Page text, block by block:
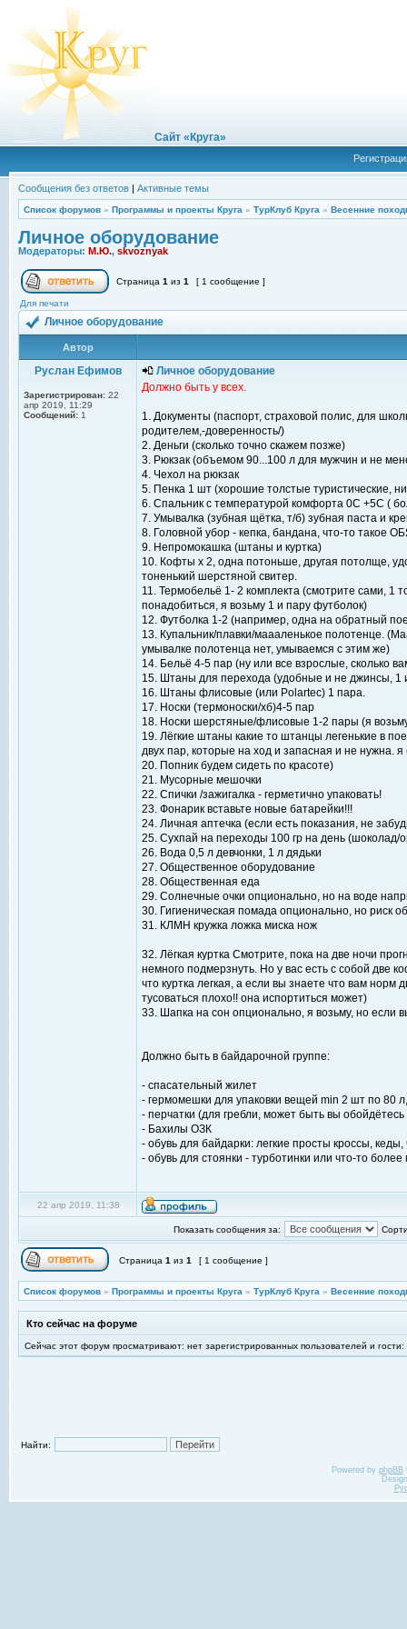
Сайт «Круга»
Сообщения без ответов | Активные темы
Список форумов » Программы и проекты Круга » ТурКлуб Круга » Весенние
Личное оборудование
Модераторы: М.Ю., skvoznyak
Страница 1 из 1 [ 1 сообщение ]
Для печати
Личное оборудование
Автор
Руслан Ефимов
Зарегистрирован: 22
апр 2019, 11:29
Сообщений: 1
Личное оборудование
Должно быть у всех.
1. Документы (паспорт, страховой полис, для
родителем,-доверенность/)
2. Деньги (сколько точно скажем позже)
3. Рюкзак (объемом 90...100 л для мужчин и не
4. Чехол на рюкзак
5. Пенка 1 шт (хорошие толстые туристические,
6. Спальник с температурой комфорта 0С +5С (
7. Умывалка (зубная щётка, т/б) зубная паста и
8. Головной убор - кепка, бандана, что-то такое
9. Непромокашка (штаны и куртка)
10. Кофты х 2, одна потоньше, другая потолще,
тоненький шерстяной свитер.
11. Термобельё 1- 2 комплекта (смотрите сами, 1
понадобиться, я возьму 1 и пару футболок)
12. Футболка 1-2 (например, одна на обратный
13. Купальник/плавки/маааленькое полотенце.
умывалке полотенца нет, умываемся с этим же)
14. Бельё 4-5 пар (ну или все взрослые, сколько
15. Штаны для перехода (удобные и не джинсы, 1
16. Штаны флисовые (или Polartec) 1 пара.
17. Носки (термоноски/хб)4-5 пар
18. Носки шерстяные/флисовые 1-2 пары (я
19. Лёгкие штаны какие то штанцы легенькие в
двух пар, которые на ход и запасная и не нужна. я
20. Попник будем сидеть по красоте)
21. Мусорные мешочки
22. Спички /зажигалка - герметично упаковать!
23. Фонарик вставьте новые батарейки!!!
24. Личная аптечка (если есть показания, не
25. Сухпай на переходы 100 гр на день (шоколад/
26. Вода 0,5 л девчонки, 1 л дядьки
27. Общественное оборудование
28. Общественная еда
29. Солнечные очки опционально, но на воде
30. Гигиеническая помада опционально, но риск
31. КЛМН кружка ложка миска нож
32. Лёгкая куртка Смотрите, пока на две ночи
немного подмерзнуть. Но у вас есть с собой две
что куртка легкая, а если вы знаете что вам
тусоваться плохо!! она испортиться может)
33. Шапка на сон опционально, я возьму, но если
Должно быть в байдарочной группе:
- спасательный жилет
- гермомешки для упаковки вещей min 2 шт по 80 л,
- перчатки (для гребли, может быть вы
- Бахилы ОЗК
- обувь для байдарки: легкие просты кроссы,
- обувь для стоянки - турботинки или что-то
22 апр 2019, 11:38
Показать сообщения за:
Страница 1 из 1 [ 1 сообщение ]
Список форумов » Программы и проекты Круга » ТурКлуб Круга » Весенние
Кто сейчас на форуме
Сейчас этот форум просматривают: нет зарегистрированных пользователей и гости:
Найти:
Powered by phpBB